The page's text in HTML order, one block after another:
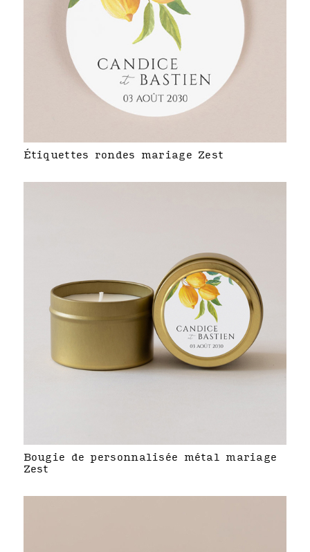
Étiquettes rondes mariage Zest
Bougie de personnalisée métal mariage
Zest